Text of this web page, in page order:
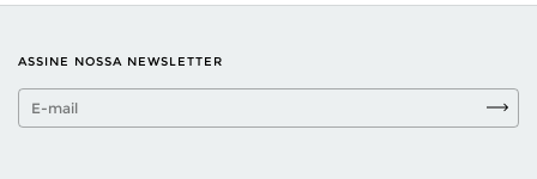
ASSINE NOSSA NEWSLETTER